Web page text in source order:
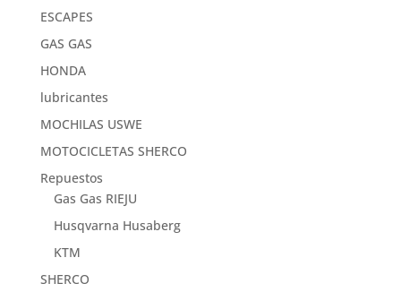
ESCAPES
GAS GAS
HONDA
lubricantes
MOCHILAS USWE
MOTOCICLETAS SHERCO
Repuestos
Gas Gas RIEJU
Husqvarna Husaberg
KTM
SHERCO